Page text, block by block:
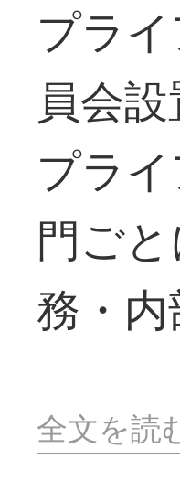
プラ
員会
プラ
門ご
務・
全文を読